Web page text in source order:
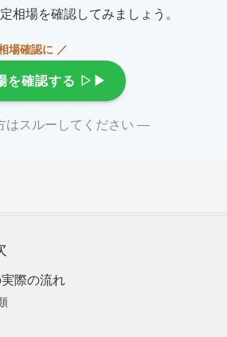
相場を確認してみましょう。
場確認に ／
を確認する ▷▶
はスルーしてください ―
際の流れ